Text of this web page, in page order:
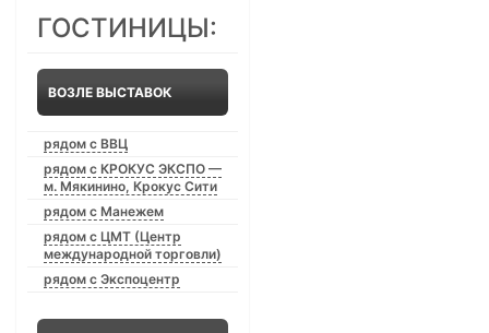
ГОСТИНИЦЫ:
ВОЗЛЕ ВЫСТАВОК
рядом с ВВЦ
рядом с КРОКУС ЭКСПО —
м. Мякинино, Крокус Сити
рядом с Манежем
рядом с ЦМТ (Центр
международной торговли)
рядом с Экспоцентр